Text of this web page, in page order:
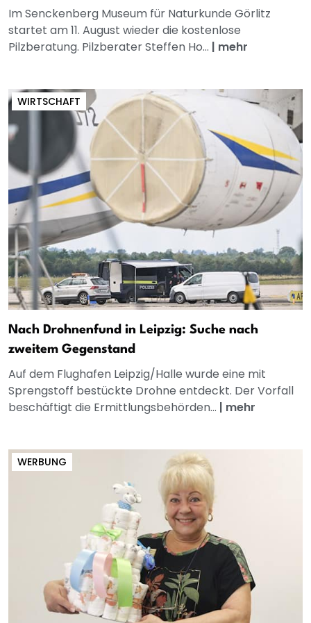
Im Senckenberg Museum für Naturkunde Görlitz
startet am 11. August wieder die kostenlose
Pilzberatung. Pilzberater Steffen Ho... | mehr
WIRTSCHAFT
Nach Drohnenfund in Leipzig: Suche nach
zweitem Gegenstand
Auf dem Flughafen Leipzig/Halle wurde eine mit
Sprengstoff bestückte Drohne entdeckt. Der Vorfall
beschäftigt die Ermittlungsbehörden... | mehr
WERBUNG